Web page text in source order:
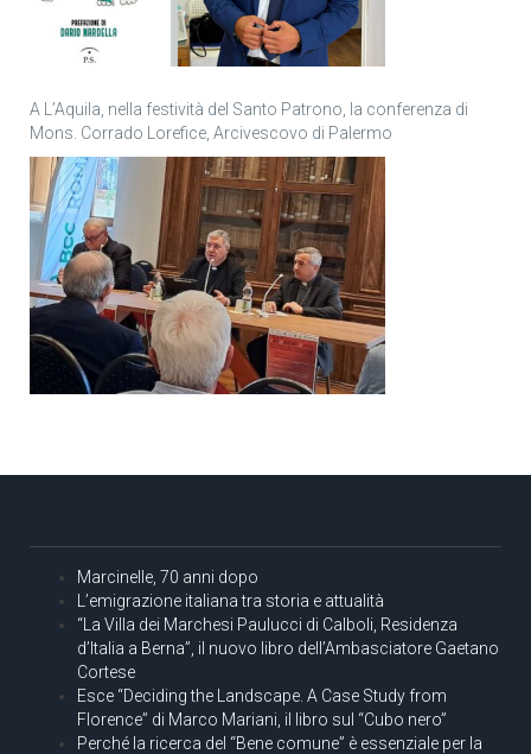
A L’Aquila, nella festività del Santo Patrono, la conferenza di
Mons. Corrado Lorefice, Arcivescovo di Palermo
Marcinelle, 70 anni dopo
L’emigrazione italiana tra storia e attualità
“La Villa dei Marchesi Paulucci di Calboli, Residenza
d’Italia a Berna”, il nuovo libro dell’Ambasciatore Gaetano
Cortese
Esce “Deciding the Landscape. A Case Study from
Florence” di Marco Mariani, il libro sul “Cubo nero”
Perché la ricerca del “Bene comune” è essenziale per la